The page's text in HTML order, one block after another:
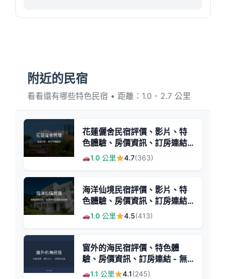
附近的民宿
看看還有哪些特色民宿 • 距離：1.0 - 2.7 公里
花蓮儷舍民宿評價、影片、特
色體驗、房價資訊、訂房連結 -
溫馨海景住宿
1.0 公里 4.7(363)
海洋仙境民宿評價、影片、特
色體驗、房價資訊、訂房連結 -
海景家庭親子首選
1.0 公里 4.5(413)
窗外的海民宿評價、特色體
驗、房價資訊、訂房連結 - 無
敵海景與親切主人
1.1 公里 4.1(245)